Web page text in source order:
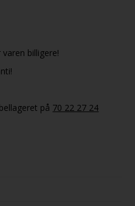
billigere!
på 70 22 27 24